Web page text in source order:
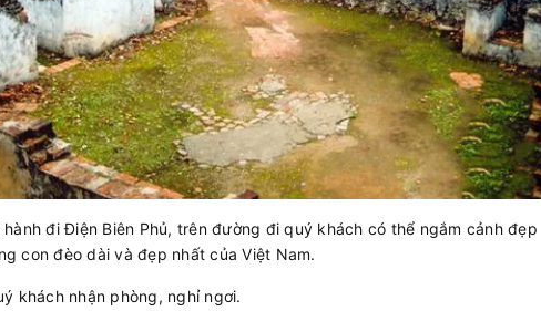
đi Điện Biên Phủ, trên đường đi quý khách có thể ngắm cảnh đẹp
con đèo dài và đẹp nhất của Việt Nam.
khách nhận phòng, nghỉ ngơi.